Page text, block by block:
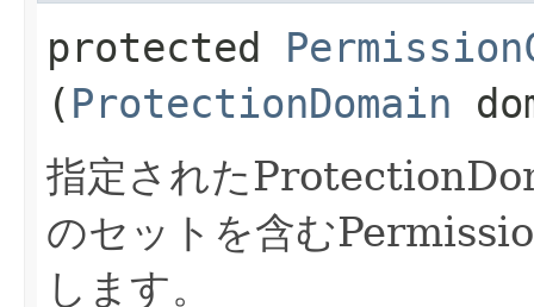
protected
( ProtectionDomain
指定された
のセットを含む
します。